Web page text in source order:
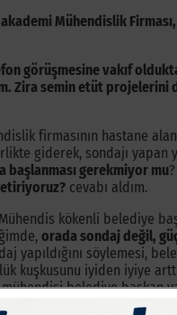
Mühendislik
görüşmesine vakıf
Zira semin etüt
firmasının hastane
giderek, sondajı yapan
gerekmiyor mu
cevabı aldım.
kökenli belediye
orada sondaj değil,
yapıldığını söylemesi,
kuşkusunu iyiden iyiye
mühendisi belediye başkan